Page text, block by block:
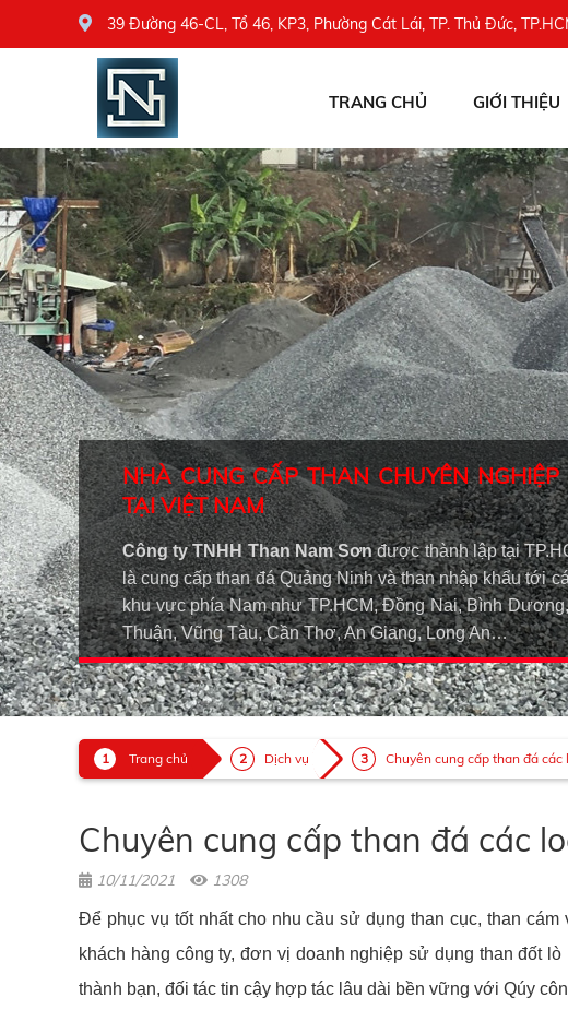
39 Đường 46-CL, Tổ 46, KP3, Phường Cát Lái, TP. Thủ Đức,
TRANG CHỦ GIỚI THIỆU
NHÀ CUNG CẤP THAN CHUYÊN
TẠI VIỆT NAM
Công ty TNHH Than Nam Sơnđược thành lập tại
là cung cấp than đá Quảng Ninh và than nhập khẩu tới
khu vực phía Nam như TP.HCM, Đồng Nai, Bình
Thuận, Vũng Tàu, Cần Thơ, An Giang, Long An…
Trang chủ Dịch vụ Chuyên cung cấp than đá các
Chuyên cung cấp than đá các
10/11/2021 1308
Để phục vụ tốt nhất cho nhu cầu sử dụng than cục, than
khách hàng công ty, đơn vị doanh nghiệp sử dụng than đốt
thành bạn, đối tác tin cậy hợp tác lâu dài bền vững với Qúy